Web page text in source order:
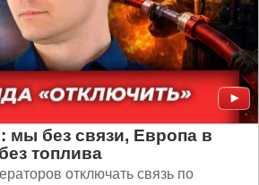
мы без связи, Европа в
топлива
отключать связь по